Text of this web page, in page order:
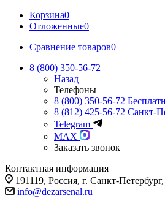
Корзина0
Отложенные0
Сравнение товаров0
8 (800) 350-56-72
Назад
Телефоны
8 (800) 350-56-72
8 (812) 425-56-72 Санкт-
Telegram
MAX
Заказать звонок
Контактная информация
191119, Россия, г. Санкт-
info@dezarsenal.ru